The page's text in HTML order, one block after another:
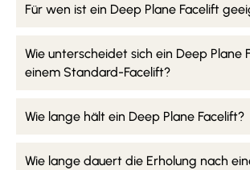
Für wen ist ein Deep Plane Facelift
Wie unterscheidet sich ein Deep Plane
einem Standard-Facelift?
Wie lange hält ein Deep Plane Facelift?
Wie lange dauert die Erholung nach